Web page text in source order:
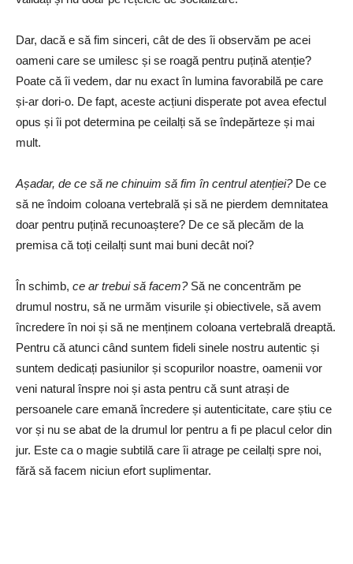
Dar, dacă e să fim sinceri, cât de des îi observăm pe acei
oameni care se umilesc și se roagă pentru puțină atenție?
Poate că îi vedem, dar nu exact în lumina favorabilă pe care
și-ar dori-o. De fapt, aceste acțiuni disperate pot avea efectul
opus și îi pot determina pe ceilalți să se îndepărteze și mai
mult.
Așadar, de ce să ne chinuim să fim în centrul atenției? De ce
să ne îndoim coloana vertebrală și să ne pierdem demnitatea
doar pentru puțină recunoaștere? De ce să plecăm de la
premisa că toți ceilalți sunt mai buni decât noi?
În schimb, ce ar trebui să facem? Să ne concentrăm pe
drumul nostru, să ne urmăm visurile și obiectivele, să avem
încredere în noi și să ne menținem coloana vertebrală dreaptă.
Pentru că atunci când suntem fideli sinele nostru autentic și
suntem dedicați pasiunilor și scopurilor noastre, oamenii vor
veni natural înspre noi și asta pentru că sunt atrași de
persoanele care emană încredere și autenticitate, care știu ce
vor și nu se abat de la drumul lor pentru a fi pe placul celor din
jur. Este ca o magie subtilă care îi atrage pe ceilalți spre noi,
fără să facem niciun efort suplimentar.